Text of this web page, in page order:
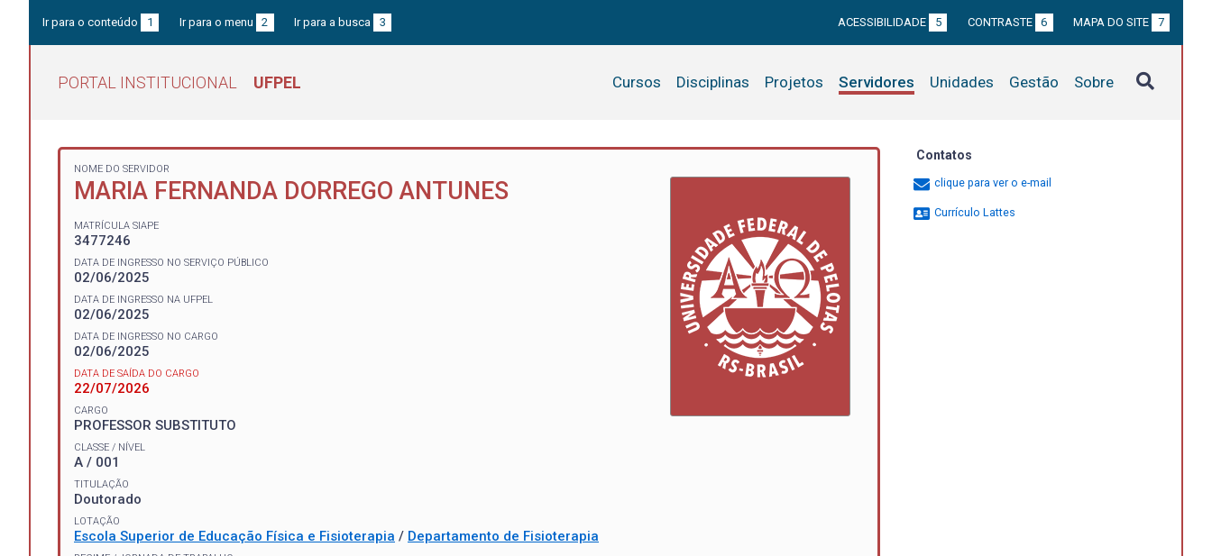
Ir para o conteúdo 1 Ir para o menu 2 Ir para a busca 3 ACESSIBILIDADE 5 CONTRASTE 6 MAPA DO SITE 7
PORTAL INSTITUCIONAL UFPEL Cursos Disciplinas Projetos Servidores Unidades Gestão Sobre
NOME DO SERVIDOR
MARIA FERNANDA DORREGO ANTUNES
MATRÍCULA SIAPE
3477246
DATA DE INGRESSO NO SERVIÇO PÚBLICO
02/06/2025
DATA DE INGRESSO NA UFPEL
02/06/2025
DATA DE INGRESSO NO CARGO
02/06/2025
DATA DE SAÍDA DO CARGO
22/07/2026
CARGO
PROFESSOR SUBSTITUTO
CLASSE / NÍVEL
A / 001
TITULAÇÃO
Doutorado
LOTAÇÃO
Escola Superior de Educação Física e Fisioterapia / Departamento de Fisioterapia
Contatos
clique para ver o e-mail
Currículo Lattes